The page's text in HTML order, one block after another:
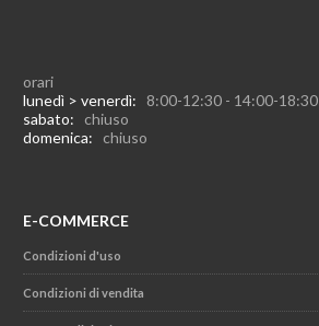
orari
lunedì > venerdì: 8:00-12:30 - 14:00-18:30
sabato: chiuso
domenica: chiuso
E-COMMERCE
Condizioni d'uso
Condizioni di vendita